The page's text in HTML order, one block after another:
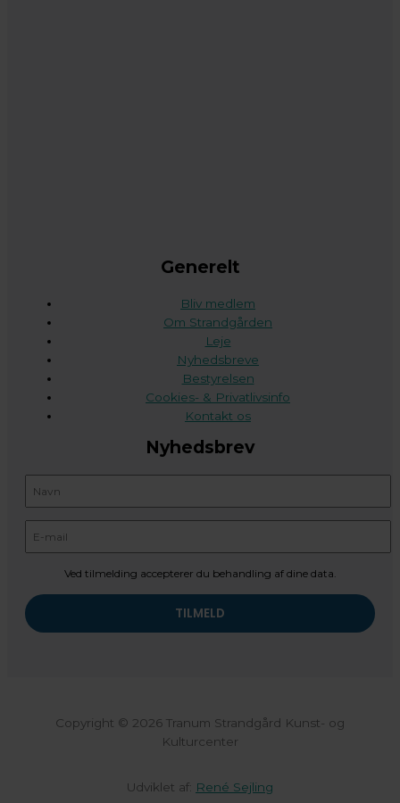
Generelt
Bliv medlem
Om Strandgården
Leje
Nyhedsbreve
Bestyrelsen
Cookies- & Privatlivsinfo
Kontakt os
Nyhedsbrev
Ved tilmelding accepterer du behandling af dine data.
Copyright © 2026 Tranum Strandgård Kunst- og
Kulturcenter
Udviklet af: René Sejling